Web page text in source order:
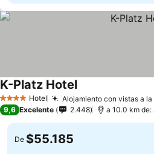
4 EstrellasHotel Alojamiento con vistas a la
K-Platz HotelVer precios
9,6 Excelente 2.448 a 10.0 km
De $55.185